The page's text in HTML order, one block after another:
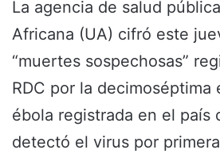
La agencia de salud
Africana (UA) cifró este
“muertes sospechosas”
RDC por la decimoséptima
ébola registrada en el país
detectó el virus por